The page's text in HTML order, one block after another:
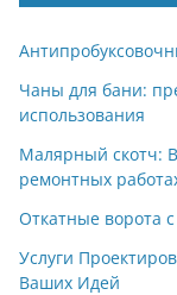
m
Чаны для бани:
использования
Малярный скотч:
ремонтных
Откатные ворота
Услуги
Ваших Идей